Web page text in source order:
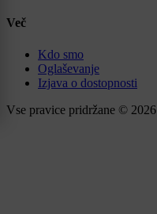
Več
Kdo smo
Oglaševanje
Izjava o dostopnosti
Vse pravice pridržane © 2026